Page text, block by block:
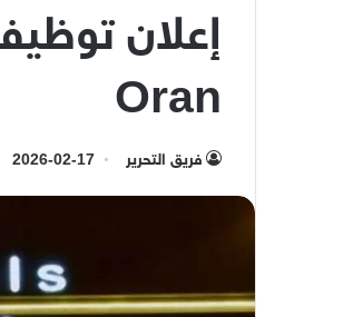
Oran
فريق التحرير 2026-02-17